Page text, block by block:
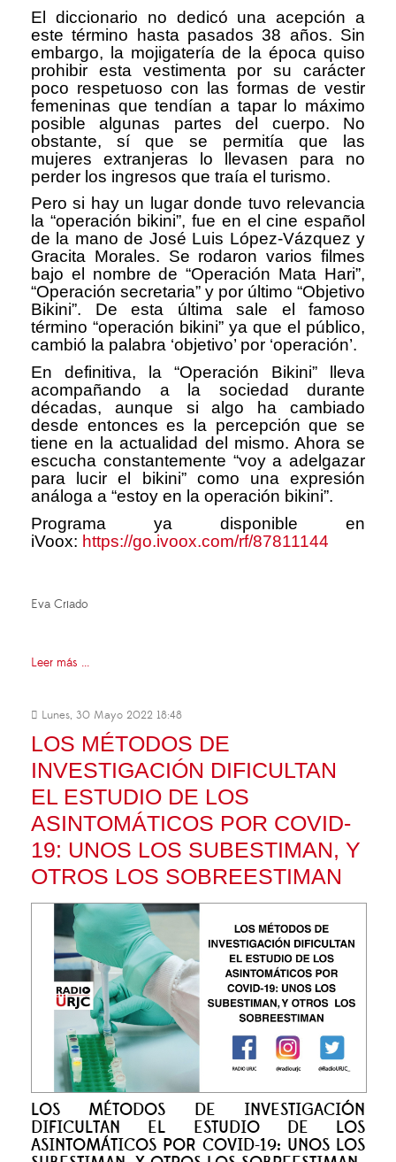
El diccionario no dedicó una acepción a
este término hasta pasados 38 años. Sin
embargo, la mojigatería de la época quiso
prohibir esta vestimenta por su carácter
poco respetuoso con las formas de vestir
femeninas que tendían a tapar lo máximo
posible algunas partes del cuerpo. No
obstante, sí que se permitía que las
mujeres extranjeras lo llevasen para no
perder los ingresos que traía el turismo.
Pero si hay un lugar donde tuvo relevancia
la “operación bikini”, fue en el cine español
de la mano de José Luis López-Vázquez y
Gracita Morales. Se rodaron varios filmes
bajo el nombre de “Operación Mata Hari”,
“Operación secretaria” y por último “Objetivo
Bikini”. De esta última sale el famoso
término “operación bikini” ya que el público,
cambió la palabra ‘objetivo’ por ‘operación’.
En definitiva, la “Operación Bikini” lleva
acompañando a la sociedad durante
décadas, aunque si algo ha cambiado
desde entonces es la percepción que se
tiene en la actualidad del mismo. Ahora se
escucha constantemente “voy a adelgazar
para lucir el bikini” como una expresión
análoga a “estoy en la operación bikini”.
Programa ya disponible en
iVoox: https://go.ivoox.com/rf/87811144
Eva Criado
Leer más ...
Lunes, 30 Mayo 2022 18:48
LOS MÉTODOS DE
INVESTIGACIÓN DIFICULTAN
EL ESTUDIO DE LOS
ASINTOMÁTICOS POR COVID-
19: UNOS LOS SUBESTIMAN, Y
OTROS LOS SOBREESTIMAN
LOS MÉTODOS DE INVESTIGACIÓN
DIFICULTAN EL ESTUDIO DE LOS
ASINTOMÁTICOS POR COVID-19: UNOS LOS